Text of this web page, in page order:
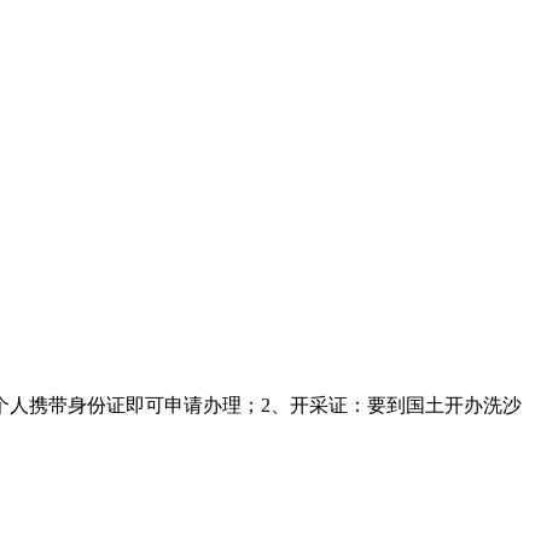
携带身份证即可申请办理；2、开采证：要到国土开办洗沙